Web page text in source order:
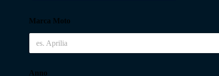
Marca Moto
Anno